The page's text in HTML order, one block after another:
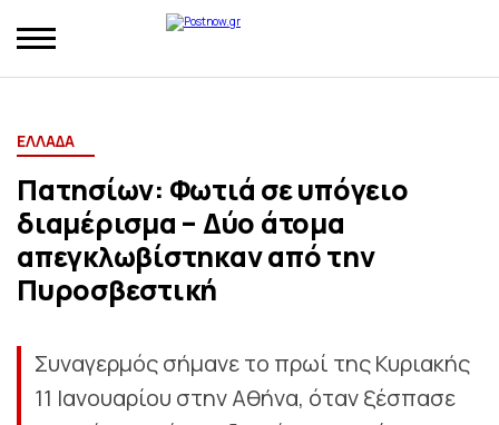
ΕΛΛΑΔΑ
Πατησίων: Φωτιά σε υπόγειο
διαμέρισμα – Δύο άτομα
απεγκλωβίστηκαν από την
Πυροσβεστική
Συναγερμός σήμανε το πρωί της Κυριακής
11 Ιανουαρίου στην Αθήνα, όταν ξέσπασε